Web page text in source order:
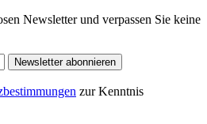
Newsletter und verpassen Sie keine
Newsletter abonnieren
zur Kenntnis